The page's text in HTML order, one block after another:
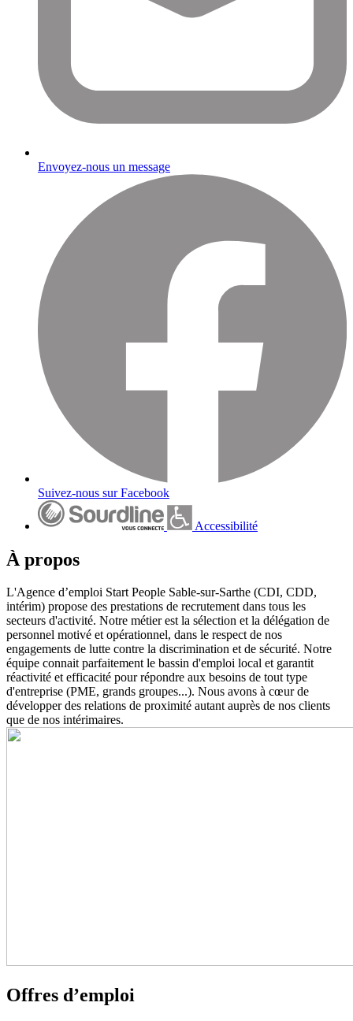
Envoyez-nous un message
Suivez-nous sur Facebook
Accessibilité
À propos
L'Agence d’emploi Start People Sable-sur-Sarthe (CDI, CDD,
intérim) propose des prestations de recrutement dans tous les
secteurs d'activité. Notre métier est la sélection et la délégation de
personnel motivé et opérationnel, dans le respect de nos
engagements de lutte contre la discrimination et de sécurité. Notre
équipe connait parfaitement le bassin d'emploi local et garantit
réactivité et efficacité pour répondre aux besoins de tout type
d'entreprise (PME, grands groupes...). Nous avons à cœur de
développer des relations de proximité autant auprès de nos clients
que de nos intérimaires.
Offres d’emploi